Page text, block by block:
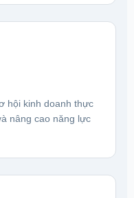
hội kinh doanh thực
nâng cao năng lực